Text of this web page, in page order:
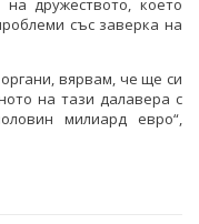
дружеството, което
със заверка на
вярвам, че ще си
на тази далавера с
милиард евро“,